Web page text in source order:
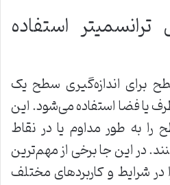
استفاده
برای اندازه‌گیری سطح یک
یا فضا استفاده می‌شود. این
را به طور مداوم یا در نقاط
در این جا برخی از مهم‌ترین
در شرایط و کاربردهای مختلف